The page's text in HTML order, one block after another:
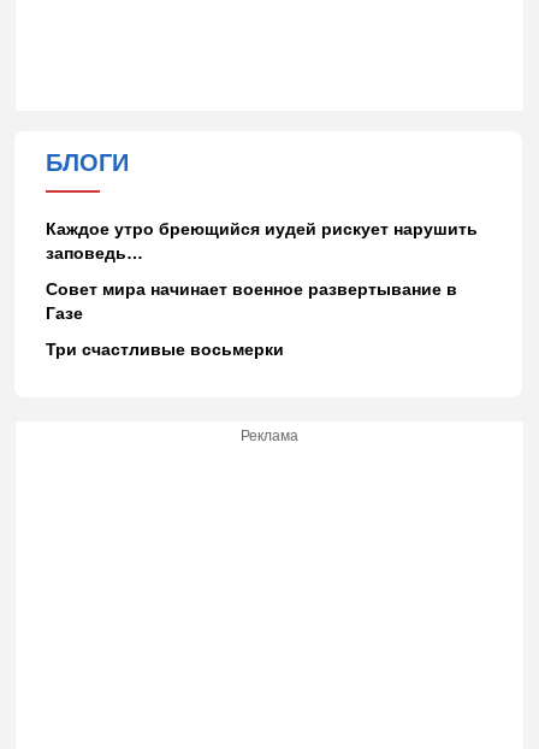
БЛОГИ
Каждое утро бреющийся иудей рискует нарушить
заповедь…
Совет мира начинает военное развертывание в
Газе
Три счастливые восьмерки
Реклама